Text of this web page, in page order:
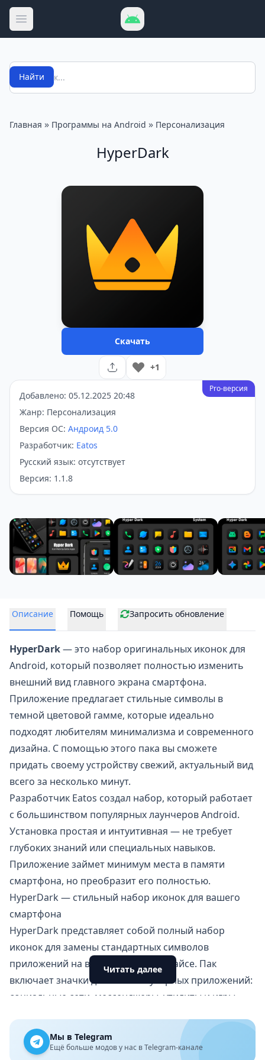
Открыть меню
Поиск
Найти
Главная » Программы на Android » Персонализация
HyperDark
Скачать
+1
Pro-версия
Добавлено: 05.12.2025 20:48
Жанр: Персонализация
Версия ОС: Андроид 5.0
Разработчик: Eatos
Русский язык: отсутствует
Версия: 1.1.8
Описание Помощь Запросить обновление
HyperDark— это набор оригинальных иконок для
Android, который позволяет полностью изменить
внешний вид главного экрана смартфона.
Приложение предлагает стильные символы в
темной цветовой гамме, которые идеально
подходят любителям минимализма и современного
дизайна. С помощью этого пака вы сможете
придать своему устройству свежий, актуальный вид
всего за несколько минут.
Разработчик Eatos создал набор, который работает
с большинством популярных лаунчеров Android.
Установка простая и интуитивная — не требует
глубоких знаний или специальных навыков.
Приложение займет минимум места в памяти
смартфона, но преобразит его полностью.
HyperDark — стильный набор иконок для вашего
смартфона
HyperDark представляет собой полный набор
иконок для замены стандартных символов
приложений на вашем Android-девайсе. Пак
включает значки для всех популярных приложений:
социальные сети, мессенджеры, утилиты и игры.
четкими линиями, темными оттенками и
миналистичным дизайном.
Читать далее
Мы в Telegram
Ещё больше модов у нас в Telegram-канале